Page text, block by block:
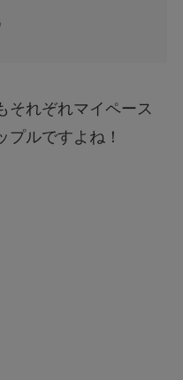
それぞれマイペース
プルですよね！